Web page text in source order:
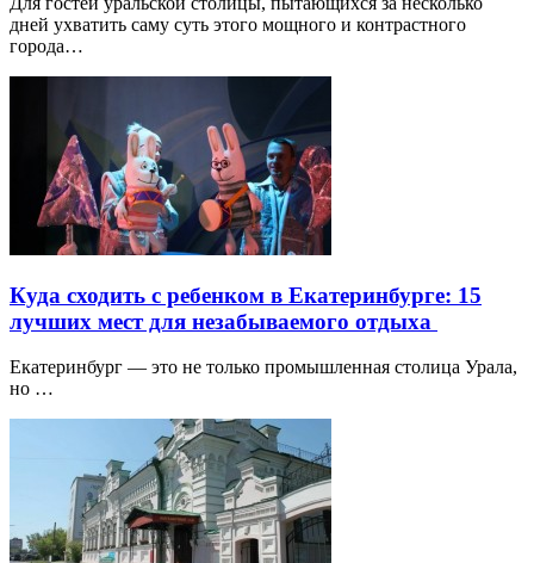
дней ухватить саму суть этого мощного и контрастного
города…
Куда сходить с ребенком в Екатеринбурге: 15
лучших мест для незабываемого отдыха
Екатеринбург — это не только промышленная столица Урала,
но …